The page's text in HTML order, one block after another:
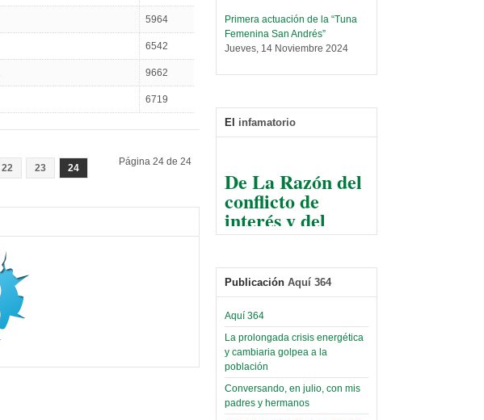
5964
6542
9662
6719
Página 24 de 24
22 23 24
Primera actuación de la “Tuna
Femenina San Andrés”
Jueves, 14 Noviembre 2024
Sábado, 14 Septiembre 2024
taller de software estadístico en
la UMSA
Sábado, 14 Septiembre 2024
certificados por apoyo al
Séptimo Encuentro de
Sábado, 14 Octubre 2023
Leer Más...
Trabajo Social de la UMSA
volverá a las urnas para elegir a
su directora
Sábado, 14 Octubre 2023
El infamatorio
De La Razón del
conflicto de
interés y del
razonable arte
y esconder la
mano
El Infamatorio
Jueves, 10 Diciembre 2020
Read more...
Infierno Covid
parte VI:
Gabinete de
Publicación Aquí 364
Aquí 364
La prolongada crisis energética
y cambiaria golpea a la
población
Conversando, en julio, con mis
padres y hermanos